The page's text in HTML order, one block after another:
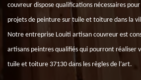
couvreur dispose qualifications nécessaires
projets de peinture sur tuile et toiture dans la
Notre entreprise Louiti artisan couvreur est
artisans peintres qualifiés qui pourront réaliser
tuile et toiture 37130 dans les règles de l’art.